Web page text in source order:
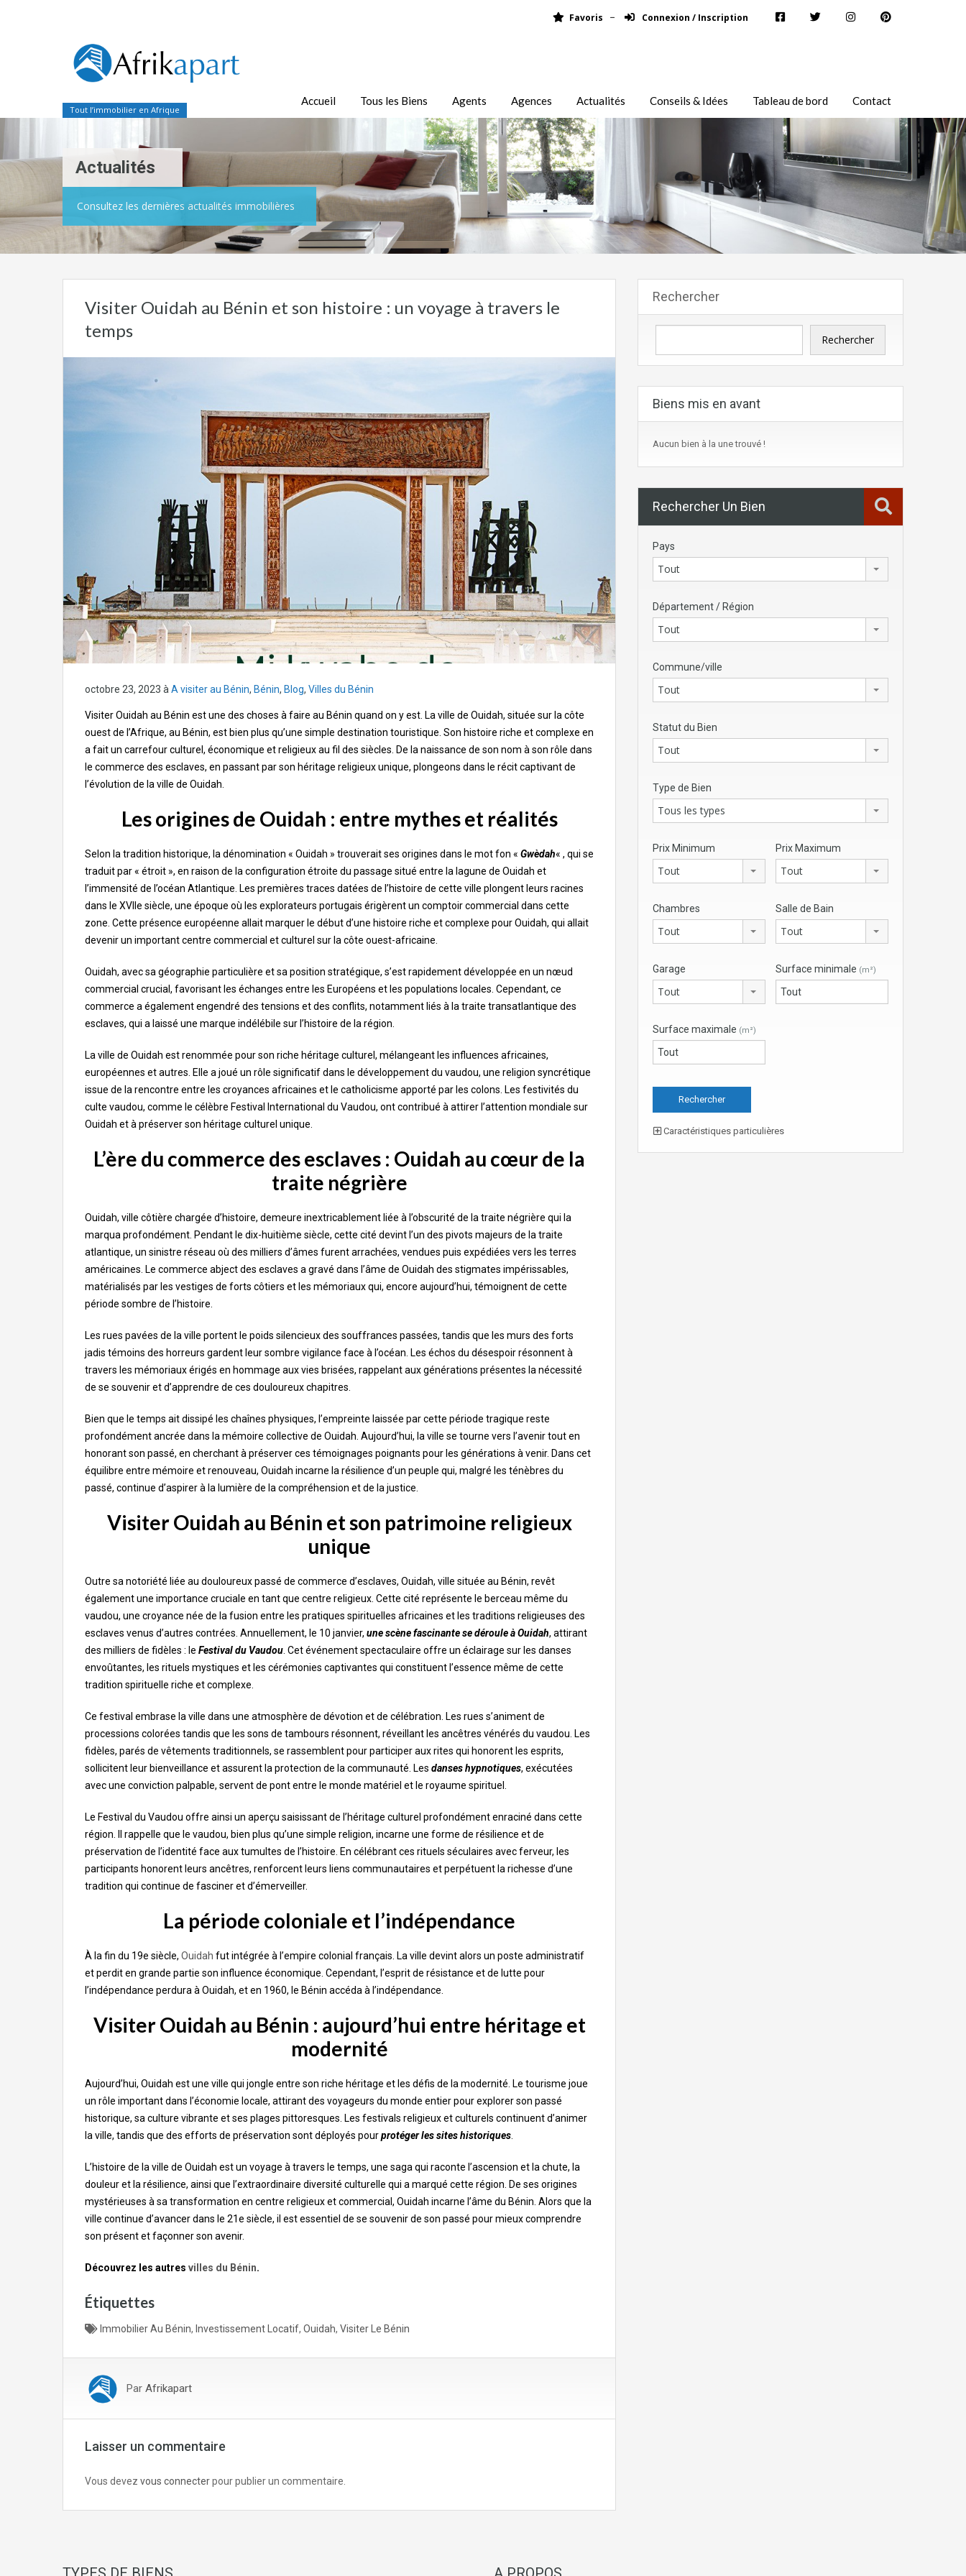
Favoris Connexion / Inscription
Tout l’immobilier en Afrique
Accueil Tous les Biens Agents Agences Actualités Conseils & Idées Tableau de bord Contact
Actualités
Consultez les dernières actualités immobilières
Visiter Ouidah au Bénin et son histoire : un voyage à travers le
temps
octobre 23, 2023 à A visiter au Bénin, Bénin, Blog, Villes du Bénin
Visiter Ouidah au Bénin est une des choses à faire au Bénin quand on y est. La ville de Ouidah, située sur la côte
ouest de l’Afrique, au Bénin, est bien plus qu’une simple destination touristique. Son histoire riche et complexe en
a fait un carrefour culturel, économique et religieux au fil des siècles. De la naissance de son nom à son rôle dans
le commerce des esclaves, en passant par son héritage religieux unique, plongeons dans le récit captivant de
l’évolution de la ville de Ouidah.
Les origines de Ouidah : entre mythes et réalités
Selon la tradition historique, la dénomination « Ouidah » trouverait ses origines dans le mot fon « Gwèdah« , qui se
traduit par « étroit », en raison de la configuration étroite du passage situé entre la lagune de Ouidah et
l’immensité de l’océan Atlantique. Les premières traces datées de l’histoire de cette ville plongent leurs racines
dans le XVIIe siècle, une époque où les explorateurs portugais érigèrent un comptoir commercial dans cette
zone. Cette présence européenne allait marquer le début d’une histoire riche et complexe pour Ouidah, qui allait
devenir un important centre commercial et culturel sur la côte ouest-africaine.
Ouidah, avec sa géographie particulière et sa position stratégique, s’est rapidement développée en un nœud
commercial crucial, favorisant les échanges entre les Européens et les populations locales. Cependant, ce
commerce a également engendré des tensions et des conflits, notamment liés à la traite transatlantique des
esclaves, qui a laissé une marque indélébile sur l’histoire de la région.
La ville de Ouidah est renommée pour son riche héritage culturel, mélangeant les influences africaines,
européennes et autres. Elle a joué un rôle significatif dans le développement du vaudou, une religion syncrétique
issue de la rencontre entre les croyances africaines et le catholicisme apporté par les colons. Les festivités du
culte vaudou, comme le célèbre Festival International du Vaudou, ont contribué à attirer l’attention mondiale sur
Ouidah et à préserver son héritage culturel unique.
L’ère du commerce des esclaves : Ouidah au cœur de la
traite négrière
Ouidah, ville côtière chargée d’histoire, demeure inextricablement liée à l’obscurité de la traite négrière qui la
marqua profondément. Pendant le dix-huitième siècle, cette cité devint l’un des pivots majeurs de la traite
atlantique, un sinistre réseau où des milliers d’âmes furent arrachées, vendues puis expédiées vers les terres
américaines. Le commerce abject des esclaves a gravé dans l’âme de Ouidah des stigmates impérissables,
matérialisés par les vestiges de forts côtiers et les mémoriaux qui, encore aujourd’hui, témoignent de cette
période sombre de l’histoire.
Les rues pavées de la ville portent le poids silencieux des souffrances passées, tandis que les murs des forts
jadis témoins des horreurs gardent leur sombre vigilance face à l’océan. Les échos du désespoir résonnent à
travers les mémoriaux érigés en hommage aux vies brisées, rappelant aux générations présentes la nécessité
de se souvenir et d’apprendre de ces douloureux chapitres.
Bien que le temps ait dissipé les chaînes physiques, l’empreinte laissée par cette période tragique reste
profondément ancrée dans la mémoire collective de Ouidah. Aujourd’hui, la ville se tourne vers l’avenir tout en
honorant son passé, en cherchant à préserver ces témoignages poignants pour les générations à venir. Dans cet
équilibre entre mémoire et renouveau, Ouidah incarne la résilience d’un peuple qui, malgré les ténèbres du
passé, continue d’aspirer à la lumière de la compréhension et de la justice.
Visiter Ouidah au Bénin etson patrimoine religieux
unique
Outre sa notoriété liée au douloureux passé de commerce d’esclaves, Ouidah, ville située au Bénin, revêt
également une importance cruciale en tant que centre religieux. Cette cité représente le berceau même du
vaudou, une croyance née de la fusion entre les pratiques spirituelles africaines et les traditions religieuses des
esclaves venus d’autres contrées. Annuellement, le 10 janvier, une scène fascinante se déroule à Ouidah, attirant
des milliers de fidèles : le Festival du Vaudou . Cet événement spectaculaire offre un éclairage sur les danses
envoûtantes, les rituels mystiques et les cérémonies captivantes qui constituent l’essence même de cette
tradition spirituelle riche et complexe.
Ce festival embrase la ville dans une atmosphère de dévotion et de célébration. Les rues s’animent de
processions colorées tandis que les sons de tambours résonnent, réveillant les ancêtres vénérés du vaudou. Les
fidèles, parés de vêtements traditionnels, se rassemblent pour participer aux rites qui honorent les esprits,
sollicitent leur bienveillance et assurent la protection de la communauté. Les danses hypnotiques, exécutées
avec une conviction palpable, servent de pont entre le monde matériel et le royaume spirituel.
Le Festival du Vaudou offre ainsi un aperçu saisissant de l’héritage culturel profondément enraciné dans cette
région. Il rappelle que le vaudou, bien plus qu’une simple religion, incarne une forme de résilience et de
préservation de l’identité face aux tumultes de l’histoire. En célébrant ces rituels séculaires avec ferveur, les
participants honorent leurs ancêtres, renforcent leurs liens communautaires et perpétuent la richesse d’une
tradition qui continue de fasciner et d’émerveiller.
La période coloniale et l’indépendance
À la fin du 19e siècle, Ouidah fut intégrée à l’empire colonial français. La ville devint alors un poste administratif
et perdit en grande partie son influence économique. Cependant, l’esprit de résistance et de lutte pour
l’indépendance perdura à Ouidah, et en 1960, le Bénin accéda à l’indépendance.
Visiter Ouidah au Bénin : aujourd’hui entre héritage et
modernité
Aujourd’hui, Ouidah est une ville qui jongle entre son riche héritage et les défis de la modernité. Le tourisme joue
un rôle important dans l’économie locale, attirant des voyageurs du monde entier pour explorer son passé
historique, sa culture vibrante et ses plages pittoresques. Les festivals religieux et culturels continuent d’animer
la ville, tandis que des efforts de préservation sont déployés pourprotéger les sites historiques
L’histoire de la ville de Ouidah est un voyage à travers le temps, une saga qui raconte l’ascension et la chute, la
douleur et la résilience, ainsi que l’extraordinaire diversité culturelle qui a marqué cette région. De ses origines
mystérieuses à sa transformation en centre religieux et commercial, Ouidah incarne l’âme du Bénin. Alors que la
ville continue d’avancer dans le 21e siècle, il est essentiel de se souvenir de son passé pour mieux comprendre
son présent et façonner son avenir.
Découvrez les autres villes du Bénin.
Étiquettes
Immobilier Au Bénin, Investissement Locatif, Ouidah, Visiter Le Bénin
Par Afrikapart
Laisser un commentaire
Vous devez vous connecterpour publier un commentaire.
Rechercher
Rechercher
Biens mis en avant
Aucun bien à la une trouvé !
Rechercher Un Bien
Pays
Tout
Département / Région
Tout
Commune/ville
Tout
Statut du Bien
Tout
Type de Bien
Tous les types
Prix Minimum
Tout
Prix Maximum
Tout
Chambres
Tout
Salle de Bain
Tout
Garage
Tout
Surface minimale (m²)
Surface maximale (m²)
Caractéristiques particulières